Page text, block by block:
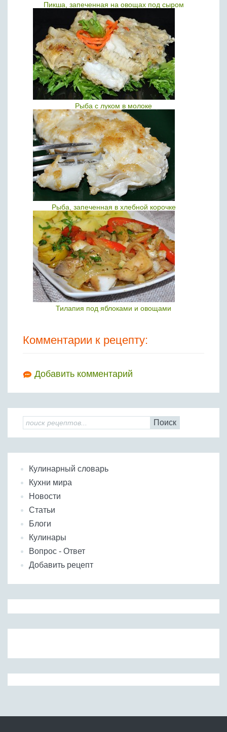
Пикша, запеченная на овощах под сыром
Рыба с луком в молоке
Рыба, запеченная в хлебной корочке
Тилапия под яблоками и овощами
Комментарии к рецепту:
Добавить комментарий
Поиск
Кулинарный словарь
Кухни мира
Новости
Статьи
Блоги
Кулинары
Вопрос - Ответ
Добавить рецепт